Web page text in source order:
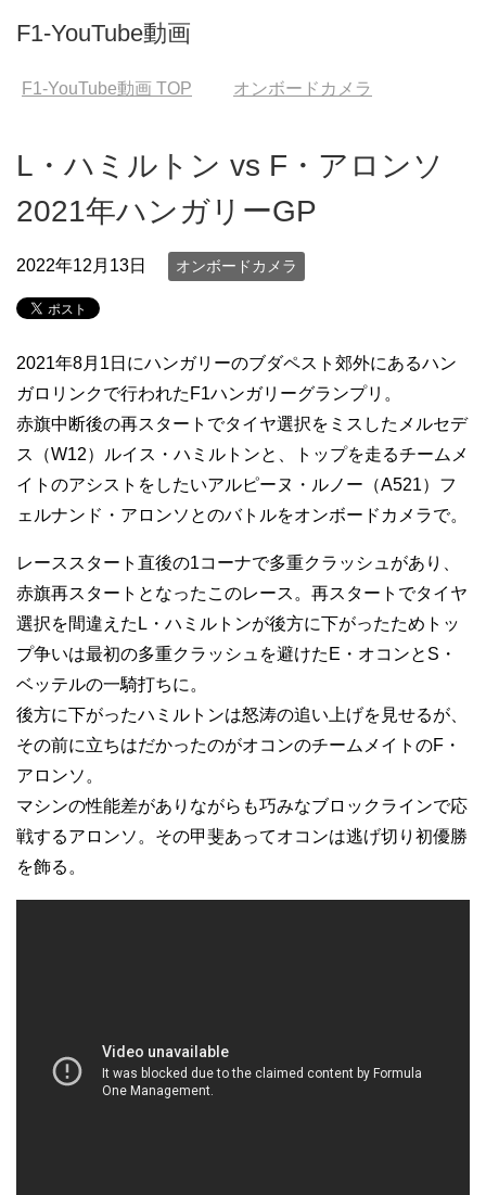
F1-YouTube動画
F1-YouTube動画 TOP オンボードカメラ
L・ハミルトン vs F・アロンソ
2021年ハンガリーGP
2022年12月13日 オンボードカメラ
2021年8月1日にハンガリーのブダペスト郊外にあるハン
ガロリンクで行われたF1ハンガリーグランプリ。
赤旗中断後の再スタートでタイヤ選択をミスしたメルセデ
ス（W12）ルイス・ハミルトンと、トップを走るチームメ
イトのアシストをしたいアルピーヌ・ルノー（A521）フ
ェルナンド・アロンソとのバトルをオンボードカメラで。
レーススタート直後の1コーナで多重クラッシュがあり、
赤旗再スタートとなったこのレース。再スタートでタイヤ
選択を間違えたL・ハミルトンが後方に下がったためトッ
プ争いは最初の多重クラッシュを避けたE・オコンとS・
ベッテルの一騎打ちに。
後方に下がったハミルトンは怒涛の追い上げを見せるが、
その前に立ちはだかったのがオコンのチームメイトのF・
アロンソ。
マシンの性能差がありながらも巧みなブロックラインで応
戦するアロンソ。その甲斐あってオコンは逃げ切り初優勝
を飾る。